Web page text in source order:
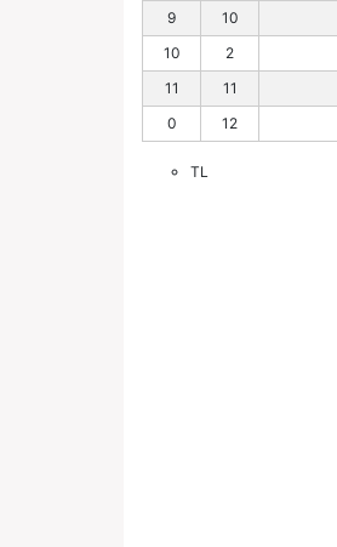
9
10
10
2
11
11
0
12
TL